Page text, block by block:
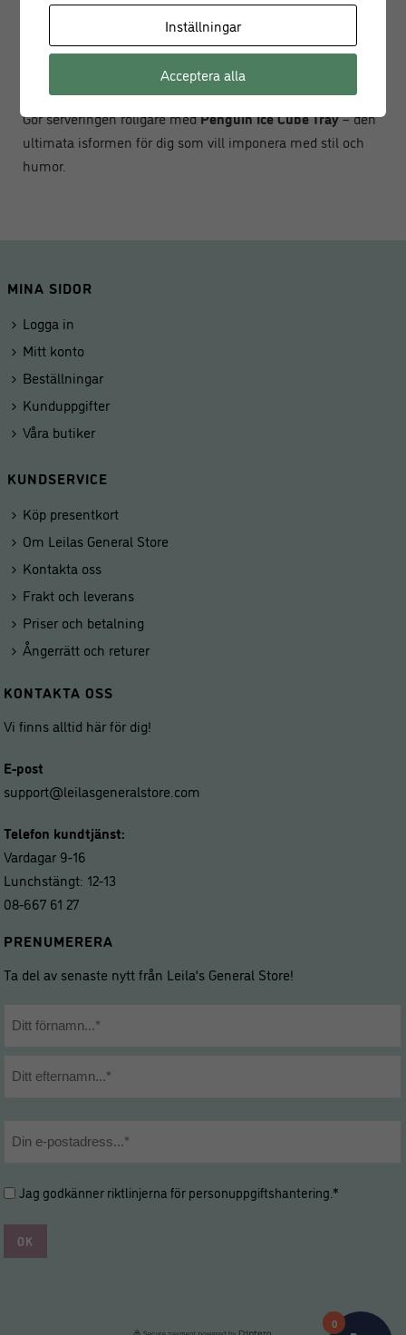
Lätt att ta ur isbitarna
Perfekt för cocktails, mocktails, iskaffe och festliga
Gör serveringen roligare medPenguin Ice Cube Tray– den
ultimata isformen för dig som vill imponera med stil och
humor.
MINA SIDOR
Logga in
Mitt konto
Beställningar
Kunduppgifter
Våra butiker
KUNDSERVICE
Köp presentkort
Om Leilas General Store
Kontakta oss
Frakt och leverans
Priser och betalning
Ångerrätt och returer
KONTAKTA OSS
Vi finns alltid här för dig!
E-post
support@leilasgeneralstore.com
Telefon kundtjänst:
Vardagar 9-16
Lunchstängt: 12-13
08-667 61 27
PRENUMERERA
Ta del av senaste nytt från Leila’s General Store!
Hantering
personuppgifter
*
Jag godkänner riktlinjerna förpersonuppgiftshantering .*
0
Inställningar
Acceptera alla